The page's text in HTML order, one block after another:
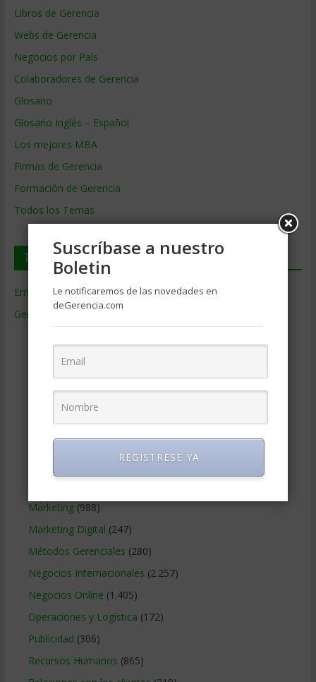
Libros de Gerencia
Webs de Gerencia
Negocios por País
Colaboradores de Gerencia
Glosario
Glosario Inglés – Español
Los mejores MBA
Firmas de Gerencia
Formación de Gerencia
Todos los Temas
Temas de Gerencia
Empresas de Gerencia(38)
Gerencia
Contabilidad(466)
Educacion Gerencial(454)
Finanzas Corporativas
Gerencia social y ambiental(223)
Gobierno Corporativo(11)
Marketing(988)
Marketing Digital (247)
Métodos Gerenciales (280)
Negocios Internacionales (2.257)
Negocios Online (1.405)
Operaciones y Logística (172)
Publicidad (306)
Recursos Humanos (865)
Suscríbase a nuestro
Boletin
Le notificaremos de las novedades en
deGerencia.com
REGISTRESE YA